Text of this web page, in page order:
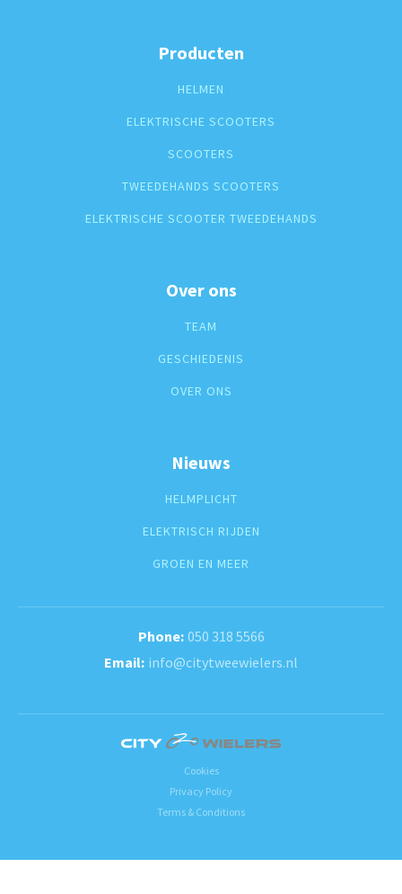
Producten
HELMEN
ELEKTRISCHE SCOOTERS
SCOOTERS
TWEEDEHANDS SCOOTERS
ELEKTRISCHE SCOOTER TWEEDEHANDS
Over ons
TEAM
GESCHIEDENIS
OVER ONS
Nieuws
HELMPLICHT
ELEKTRISCH RIJDEN
GROEN EN MEER
050 318 5566
info@citytweewielers.nl
Cookies
Privacy Policy
Terms & Conditions